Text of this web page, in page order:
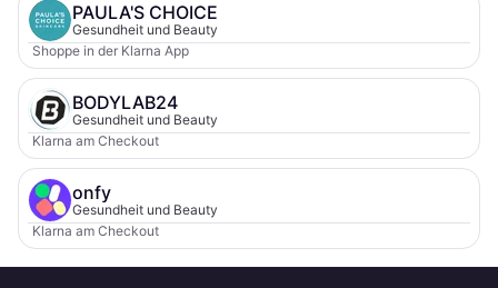
PAULA'S CHOICE
Gesundheit und Beauty
Shoppe in der Klarna App
BODYLAB24
Gesundheit und Beauty
Klarna am Checkout
onfy
Gesundheit und Beauty
Klarna am Checkout